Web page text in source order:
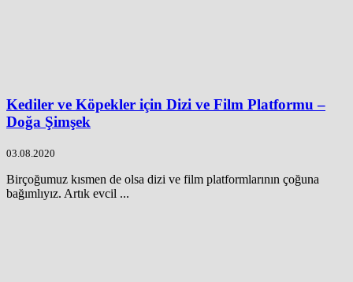
Kediler ve Köpekler için Dizi ve Film Platformu –
Doğa Şimşek
03.08.2020
Birçoğumuz kısmen de olsa dizi ve film platformlarının çoğuna
bağımlıyız. Artık evcil ...